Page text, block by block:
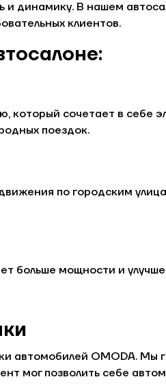
и динамику. В нашем
клиентов.
который сочетает в себе
поездок.
по городским
больше мощности и
автомобилей OMODA. Мы
мог позволить себе